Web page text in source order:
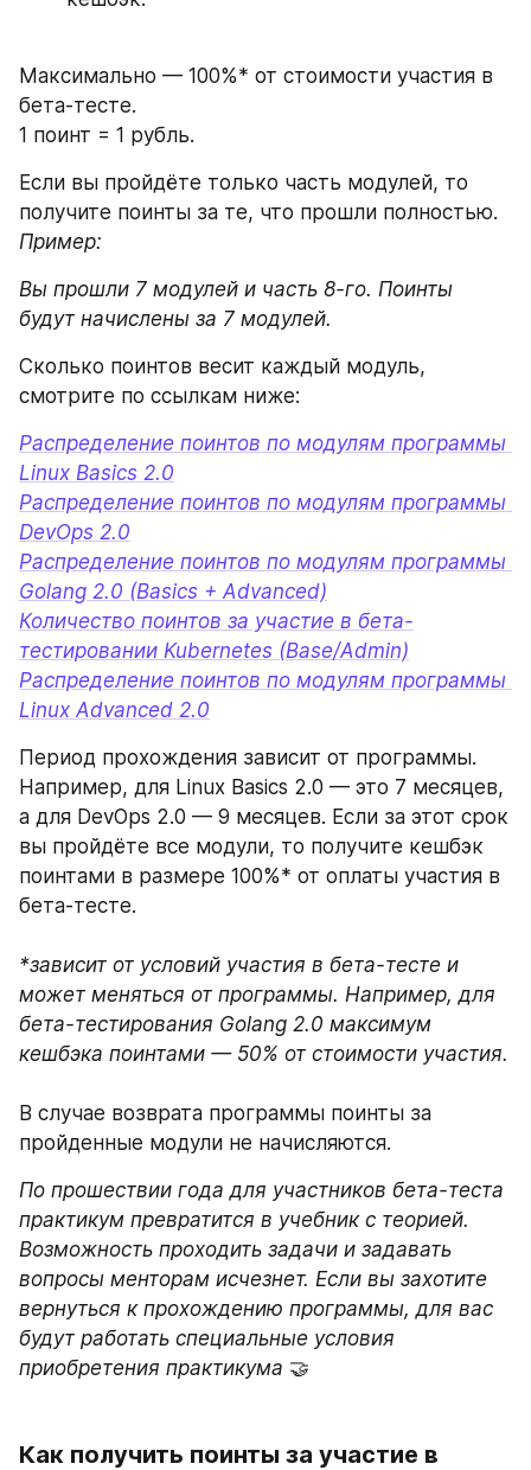
Максимально — 100%* от стоимости участия в
бета-тесте.
1 поинт = 1 рубль.
Если вы пройдёте только часть модулей, то
Пример:
Вы прошли 7 модулей и часть 8-го. Поинты
Сколько поинтов весит каждый модуль,
смотрите по ссылкам ниже:
Распределение поинтов по модулям программы
Linux Basics 2.0
Распределение поинтов по модулям программы
DevOps 2.0
Распределение поинтов по модулям программы
Golang 2.0 (Basics + Advanced)
Количество поинтов за участие в бета-
тестировании Kubernetes (Base/Admin)
Распределение поинтов по модулям программы
Linux Advanced 2.0
Период прохождения зависит от программы.
Например, для Linux Basics 2.0 — это 7 месяцев,
а для DevOps 2.0 — 9 месяцев. Если за этот срок
вы пройдёте все модули, то получите кешбэк
поинтами в размере 100%* от оплаты участия в
бета-тесте.
*зависит от условий участия в бета-тесте и
может меняться от программы. Например, для
бета-тестирования Golang 2.0 максимум
кешбэка поинтами — 50% от стоимости участия.
В случае возврата программы поинты за
пройденные модули не начисляются.
По прошествии года для участников бета-теста
практикум превратится в учебник с теорией.
Возможность проходить задачи и задавать
вопросы менторам исчезнет. Если вы захотите
вернуться к прохождению программы, для вас
будут работать специальные условия
приобретения практикума 🤝
Как получить поинты за участие в